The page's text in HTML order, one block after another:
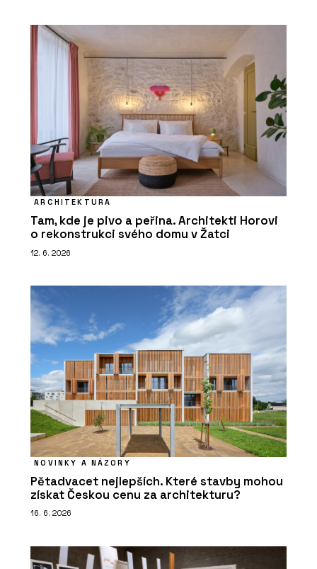
ARCHITEKTURA
Tam, kde je pivo a peřina. Architekti Horovi
o rekonstrukci svého domu v Žatci
12. 6. 2026
NOVINKY A NÁZORY
Pětadvacet nejlepších. Které stavby mohou
získat Českou cenu za architekturu?
16. 6. 2026